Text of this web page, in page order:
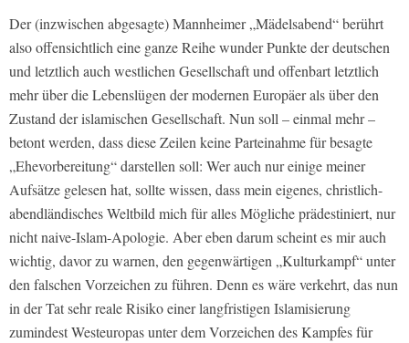
Der (inzwischen abgesagte) Mannheimer „Mädelsabend“ berührt
also offensichtlich eine ganze Reihe wunder Punkte der deutschen
und letztlich auch westlichen Gesellschaft und offenbart letztlich
mehr über die Lebenslügen der modernen Europäer als über den
Zustand der islamischen Gesellschaft. Nun soll – einmal mehr –
betont werden, dass diese Zeilen keine Parteinahme für besagte
„Ehevorbereitung“ darstellen soll: Wer auch nur einige meiner
Aufsätze gelesen hat, sollte wissen, dass mein eigenes, christlich-
abendländisches Weltbild mich für alles Mögliche prädestiniert, nur
nicht naive-Islam-Apologie. Aber eben darum scheint es mir auch
wichtig, davor zu warnen, den gegenwärtigen „Kulturkampf“ unter
den falschen Vorzeichen zu führen. Denn es wäre verkehrt, das nun
in der Tat sehr reale Risiko einer langfristigen Islamisierung
zumindest Westeuropas unter dem Vorzeichen des Kampfes für